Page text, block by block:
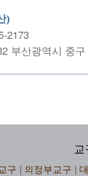
)
2173
부산광역시 중
교
구 의정부교구